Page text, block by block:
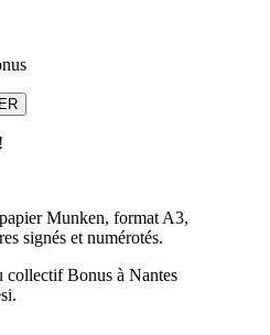
Munken, format A3,
signés et numérotés.
collectif Bonus à Nantes